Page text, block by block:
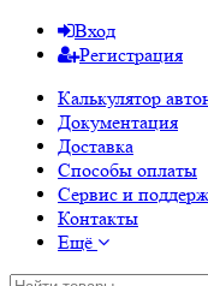
Вход
Регистрация
Калькулятор
Документация
Доставка
Способы оплаты
Сервис и
Контакты
Ещё